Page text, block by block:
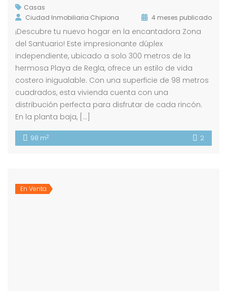
Casas
Ciudad Inmobiliaria Chipiona
4 meses publicado
¡Descubre tu nuevo hogar en la encantadora Zona
del Santuario! Este impresionante dúplex
independiente, ubicado a solo 300 metros de la
hermosa Playa de Regla, ofrece un estilo de vida
costero inigualable. Con una superficie de 98 metros
cuadrados, esta vivienda cuenta con una
distribución perfecta para disfrutar de cada rincón.
En la planta baja, […]
98 m2 2
En Venta